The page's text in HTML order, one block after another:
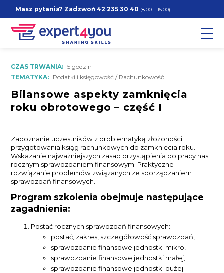
Masz pytania? Zadzwoń42 235 30 40 (8.00 – 15.00)
CZAS TRWANIA: 5 godzin
TEMATYKA: Podatki i księgowość / Rachunkowość
Bilansowe aspekty zamknięcia
roku obrotowego – część I
Zapoznanie uczestników z problematyką złożoności
przygotowania ksiąg rachunkowych do zamknięcia roku.
Wskazanie najważniejszych zasad przystąpienia do pracy nas
rocznym sprawozdaniem finansowym. Praktyczne
rozwiązanie problemów związanych ze sporządzaniem
sprawozdań finansowych.
Program szkolenia obejmuje następujące
zagadnienia:
Postać rocznych sprawozdań finansowych:
postać, zakres, szczegółowość sprawozdań,
sprawozdanie finansowe jednostki mikro,
sprawozdanie finansowe jednostki małej,
sprawozdanie finansowe jednostki dużej.